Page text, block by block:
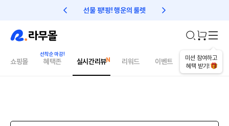
선물 팡!팡! 행운의 룰렛 친구초대 1만원 리워드!
미션 참여하고
혜택 받기!
쇼핑몰 혜택존 실시간리뷰 리워드 이벤트 건강매거진